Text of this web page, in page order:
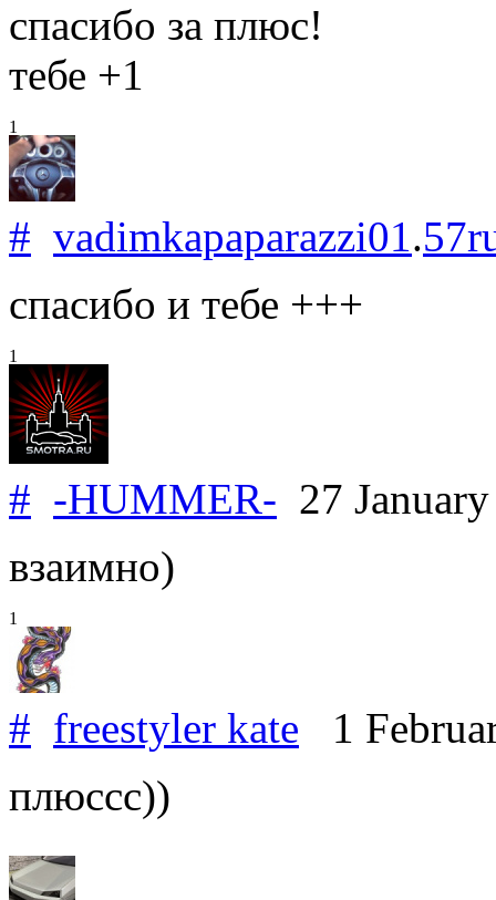
спасибо за плюс!
тебе +1
1
# vadimkapaparazzi01.
спасибо и тебе +++
1
# -HUMMER- 27
взаимно)
1
# freestyler kate 1
плюссс))